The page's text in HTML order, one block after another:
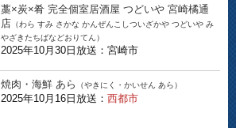
藁×炭×肴 完全個室居酒屋 つどいや 宮崎橘通
店 （わら すみ さかな かんぜんこしついざかや つどいや み
やざきたちばなどおりてん）
2025年10月30日放送：宮崎市
焼肉・海鮮 あら （やきにく・かいせん あら）
2025年10月16日放送： 西都市